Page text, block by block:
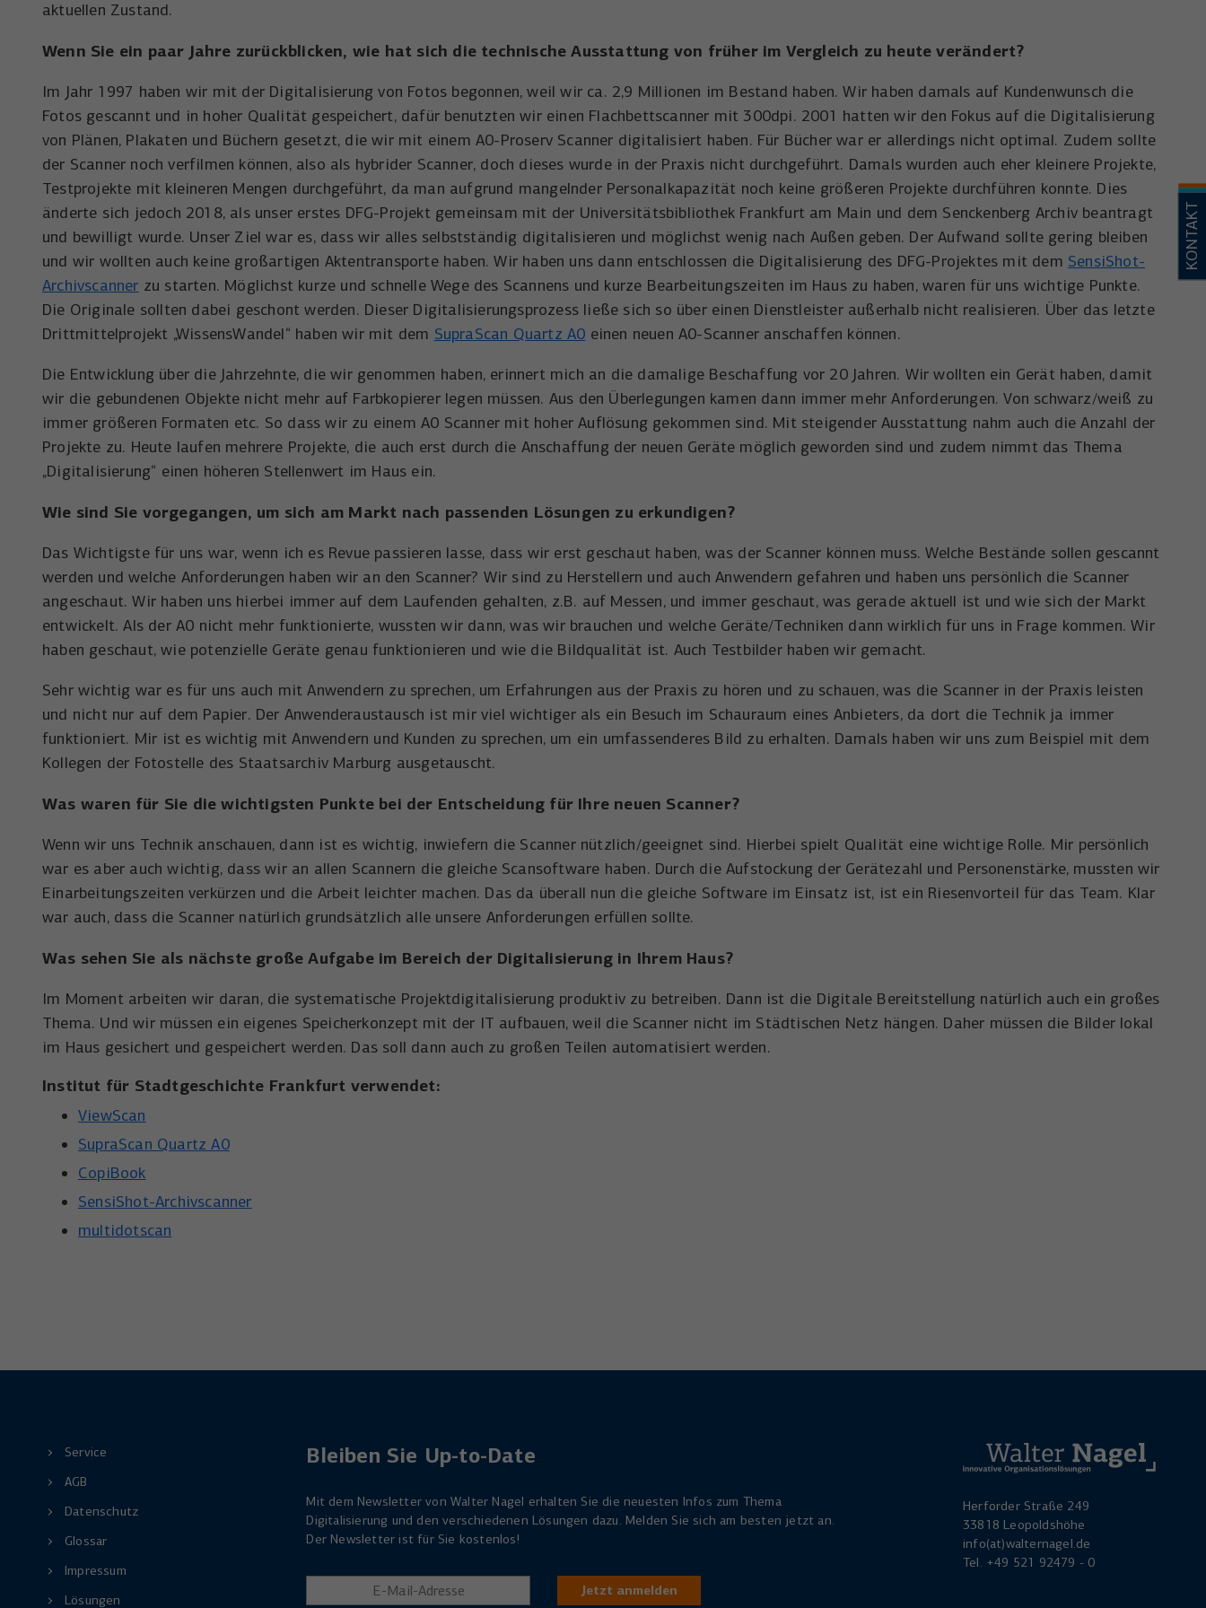
aktuellen Zustand.
Wenn Sie ein paar Jahre zurückblicken, wie hat sich die technische Ausstattung von früher im Vergleich zu heute verändert?
Im Jahr 1997 haben wir mit der Digitalisierung von Fotos begonnen, weil wir ca. 2,9 Millionen im Bestand haben. Wir haben damals auf Kundenwunsch die
Fotos gescannt und in hoher Qualität gespeichert, dafür benutzten wir einen Flachbettscanner mit 300dpi. 2001 hatten wir den Fokus auf die Digitalisierung
von Plänen, Plakaten und Büchern gesetzt, die wir mit einem A0-Proserv Scanner digitalisiert haben. Für Bücher war er allerdings nicht optimal. Zudem sollte
der Scanner noch verfilmen können, also als hybrider Scanner, doch dieses wurde in der Praxis nicht durchgeführt. Damals wurden auch eher kleinere Projekte,
Testprojekte mit kleineren Mengen durchgeführt, da man aufgrund mangelnder Personalkapazität noch keine größeren Projekte durchführen konnte. Dies
änderte sich jedoch 2018, als unser erstes DFG-Projekt gemeinsam mit der Universitätsbibliothek Frankfurt am Main und dem Senckenberg Archiv beantragt
und bewilligt wurde. Unser Ziel war es, dass wir alles selbstständig digitalisieren und möglichst wenig nach Außen geben. Der Aufwand sollte gering bleiben
und wir wollten auch keine großartigen Aktentransporte haben. Wir haben uns dann entschlossen die Digitalisierung des DFG-Projektes mit dem SensiShot-
Archivscanner zu starten. Möglichst kurze und schnelle Wege des Scannens und kurze Bearbeitungszeiten im Haus zu haben, waren für uns wichtige Punkte.
Die Originale sollten dabei geschont werden. Dieser Digitalisierungsprozess ließe sich so über einen Dienstleister außerhalb nicht realisieren. Über das letzte
Drittmittelprojekt „WissensWandel“ haben wir mit dem SupraScan Quartz A0 einen neuen A0-Scanner anschaffen können.
Die Entwicklung über die Jahrzehnte, die wir genommen haben, erinnert mich an die damalige Beschaffung vor 20 Jahren. Wir wollten ein Gerät haben, damit
wir die gebundenen Objekte nicht mehr auf Farbkopierer legen müssen. Aus den Überlegungen kamen dann immer mehr Anforderungen. Von schwarz/weiß zu
immer größeren Formaten etc. So dass wir zu einem A0 Scanner mit hoher Auflösung gekommen sind. Mit steigender Ausstattung nahm auch die Anzahl der
Projekte zu. Heute laufen mehrere Projekte, die auch erst durch die Anschaffung der neuen Geräte möglich geworden sind und zudem nimmt das Thema
„Digitalisierung“ einen höheren Stellenwert im Haus ein.
Wie sind Sie vorgegangen, um sich am Markt nach passenden Lösungen zu erkundigen?
Das Wichtigste für uns war, wenn ich es Revue passieren lasse, dass wir erst geschaut haben, was der Scanner können muss. Welche Bestände sollen gescannt
werden und welche Anforderungen haben wir an den Scanner? Wir sind zu Herstellern und auch Anwendern gefahren und haben uns persönlich die Scanner
angeschaut. Wir haben uns hierbei immer auf dem Laufenden gehalten, z.B. auf Messen, und immer geschaut, was gerade aktuell ist und wie sich der Markt
entwickelt. Als der A0 nicht mehr funktionierte, wussten wir dann, was wir brauchen und welche Geräte/Techniken dann wirklich für uns in Frage kommen. Wir
haben geschaut, wie potenzielle Geräte genau funktionieren und wie die Bildqualität ist. Auch Testbilder haben wir gemacht.
Sehr wichtig war es für uns auch mit Anwendern zu sprechen, um Erfahrungen aus der Praxis zu hören und zu schauen, was die Scanner in der Praxis leisten
und nicht nur auf dem Papier. Der Anwenderaustausch ist mir viel wichtiger als ein Besuch im Schauraum eines Anbieters, da dort die Technik ja immer
funktioniert. Mir ist es wichtig mit Anwendern und Kunden zu sprechen, um ein umfassenderes Bild zu erhalten. Damals haben wir uns zum Beispiel mit dem
Kollegen der Fotostelle des Staatsarchiv Marburg ausgetauscht.
Was waren für Sie die wichtigsten Punkte bei der Entscheidung für Ihre neuen Scanner?
Wenn wir uns Technik anschauen, dann ist es wichtig, inwiefern die Scanner nützlich/geeignet sind. Hierbei spielt Qualität eine wichtige Rolle. Mir persönlich
war es aber auch wichtig, dass wir an allen Scannern die gleiche Scansoftware haben. Durch die Aufstockung der Gerätezahl und Personenstärke, mussten wir
Einarbeitungszeiten verkürzen und die Arbeit leichter machen. Das da überall nun die gleiche Software im Einsatz ist, ist ein Riesenvorteil für das Team. Klar
war auch, dass die Scanner natürlich grundsätzlich alle unsere Anforderungen erfüllen sollte.
Was sehen Sie als nächste große Aufgabe im Bereich der Digitalisierung in Ihrem Haus?
Im Moment arbeiten wir daran, die systematische Projektdigitalisierung produktiv zu betreiben. Dann ist die Digitale Bereitstellung natürlich auch ein großes
Thema. Und wir müssen ein eigenes Speicherkonzept mit der IT aufbauen, weil die Scanner nicht im Städtischen Netz hängen. Daher müssen die Bilder lokal
im Haus gesichert und gespeichert werden. Das soll dann auch zu großen Teilen automatisiert werden.
Institut für Stadtgeschichte Frankfurt verwendet:
ViewScan
SupraScan Quartz A0
CopiBook
SensiShot-Archivscanner
multidotscan
Service
AGB
Datenschutz
Glossar
Impressum
Lösungen
Bleiben Sie Up-to-Date
Mit dem Newsletter von Walter Nagel erhalten Sie die neuesten Infos zum Thema
Digitalisierung und den verschiedenen Lösungen dazu. Melden Sie sich am besten jetzt an.
Der Newsletter ist für Sie kostenlos!
Jetzt anmelden
Herforder Straße 249
33818 Leopoldshöhe
info(at)walternagel.de
Tel. +49 521 92479 - 0
KONTAKT
Anbieter Walter Nagel GmbH & Co. KG
Speichert die Besucher-Quelle für Webinar-
Anmeldungen.
Wird von Facebook/Meta genutzt, um den Erfolg
identifizieren.
Name _uetvid
Anbieter Microsoft Corporation
Laufzeit
Wird von Microsoft Bing Ads verwendet um
Nutzer über Webseiten hinweg zu verfolgen.
Name _uetsid
Anbieter Microsoft Corporation
Laufzeit 1 Tag
Zweck
Wird von Microsoft Bing Ads verwendet um
von externen Medien akzeptiert werden, bedarf der Zugriff auf
diese Inhalte keiner manuellen Einwilligung mehr.
Name NID
Anbieter Google Maps
Zweck
Wird zum Entsperren von Google Maps-Inhalten
verwendet.
Name NID
Anbieter YouTube
Laufzeit 6 Monate
Zweck
Wird verwendet, um YouTube-Inhalte zu
entsperren.
Cookie-Informationen anzeigen